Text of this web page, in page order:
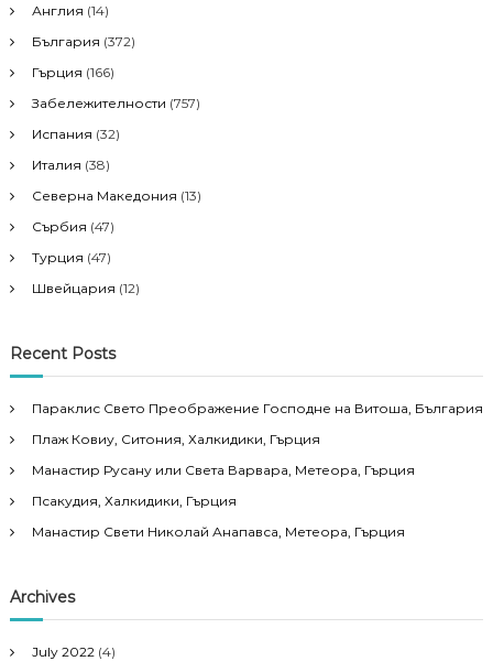
Англия (14)
България (372)
Гърция (166)
Забележителности (757)
Испания (32)
Италия (38)
Северна Македония (13)
Сърбия (47)
Турция (47)
Швейцария (12)
Recent Posts
Параклис Свето Преображение Господне на Витоша, България
Плаж Ковиу, Ситония, Халкидики, Гърция
Манастир Русану или Света Варвара, Метеора, Гърция
Псакудия, Халкидики, Гърция
Манастир Свети Николай Анапавса, Метеора, Гърция
Archives
July 2022 (4)